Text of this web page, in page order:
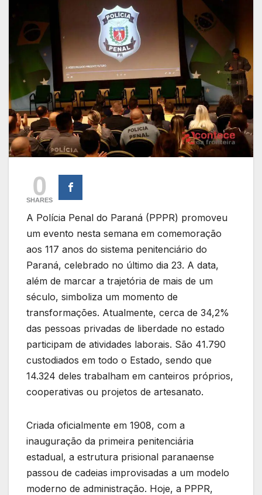
0
SHARES
A Polícia Penal do Paraná (PPPR) promoveu
um evento nesta semana em comemoração
aos 117 anos do sistema penitenciário do
Paraná, celebrado no último dia 23. A data,
além de marcar a trajetória de mais de um
século, simboliza um momento de
transformações. Atualmente, cerca de 34,2%
das pessoas privadas de liberdade no estado
participam de atividades laborais. São 41.790
custodiados em todo o Estado, sendo que
14.324 deles trabalham em canteiros próprios,
cooperativas ou projetos de artesanato.
Criada oficialmente em 1908, com a
inauguração da primeira penitenciária
estadual, a estrutura prisional paranaense
passou de cadeias improvisadas a um modelo
moderno de administração. Hoje, a PPPR,